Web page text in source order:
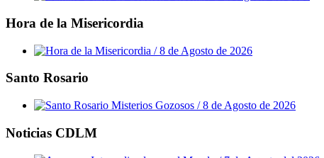
Hora de la Misericordia
Santo Rosario
Noticias CDLM